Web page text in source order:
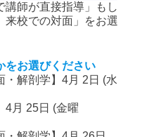
講師が直接指導」もし
来校での対面」をお選
をお選びください
・解剖学】4月 2日 (水
4月 25日 (金曜